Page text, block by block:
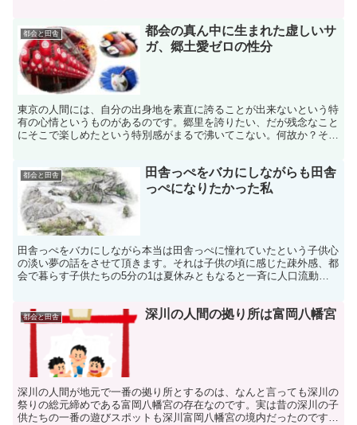
都会と田舎
都会の真ん中に生まれた虚しいサ
ガ、郷土愛ゼロの性分
東京の人間には、自分の出身地を素直に誇ることが出来ないという特
有の心情というものがあるのです。郷里を誇りたい、だが残念なこと
にそこで楽しめたという特別感がまるで沸いてこない。何故か？それ
都会と田舎
田舎っぺをバカにしながらも田舎
っぺになりたかった私
田舎っぺをバカにしながら本当は田舎っぺに憧れていたという子供心
の淡い夢の話をさせて頂きます。それは子供の頃に感じた疎外感、都
会で暮らす子供たちの5分の1は夏休みともなると一斉に人口流動が
都会と田舎 深川の人間の拠り所は富岡八幡宮
深川の人間が地元で一番の拠り所とするのは、なんと言っても深川の
祭りの総元締めである富岡八幡宮の存在なのです。実は昔の深川の子
供たちの一番の遊びスポットも深川富岡八幡宮の境内だったのです。